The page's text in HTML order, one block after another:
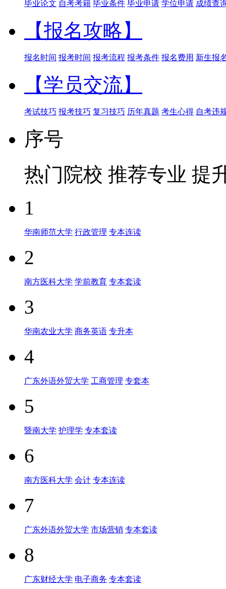
毕业论文 自考考籍 毕业条件 毕业申请 学位申请 成绩查
【报名攻略】
报名时间 报考时间 报考流程 报考条件 报名费用 新生报
【学员交流】
考试技巧 报考技巧 复习技巧 历年真题 考生心得 自考违
序号
热门院校 推荐专业 提
1
华南师范大学 行政管理 专本连读
2
南方医科大学 学前教育 专本套读
3
华南农业大学 商务英语 专升本
4
广东外语外贸大学 工商管理 专套本
5
暨南大学 护理学 专本套读
6
南方医科大学 会计 专本连读
7
广东外语外贸大学 市场营销 专本套读
8
广东财经大学 电子商务 专本套读